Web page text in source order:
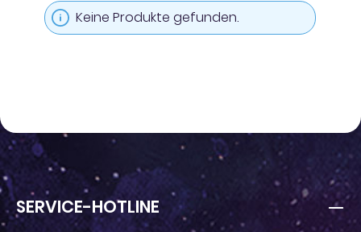
Keine Produkte gefunden.
SERVICE-HOTLINE